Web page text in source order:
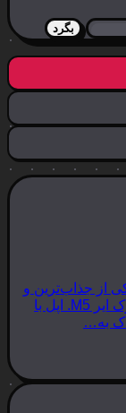
بگرد
از جذاب‌ترین و
پربحث‌ترین لپ‌تاپ‌های امسال اپل، یعنی مک‌بوک ایر M5. اپل با